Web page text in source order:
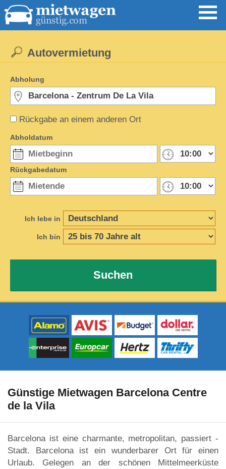
Rückgabe an einem anderen Ort
Autovermietung
Abholung
Abholdatum
Rückgabedatum
Ich lebe in
Ich bin
Suchen
Günstige Mietwagen Barcelona Centre
de la Vila
Barcelona ist eine charmante, metropolitan, passiert -
Stadt. Barcelona ist ein wunderbarer Ort für einen
Urlaub. Gelegen an der schönen Mittelmeerküste